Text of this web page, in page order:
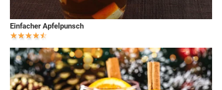
Einfacher Apfelpunsch